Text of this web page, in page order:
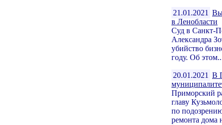
21.01.2021
в Ленобласти
Суд в Санкт-
Александра
убийство
году. Об
20.01.2021 В
Приморский
главу
по
ремонта дома